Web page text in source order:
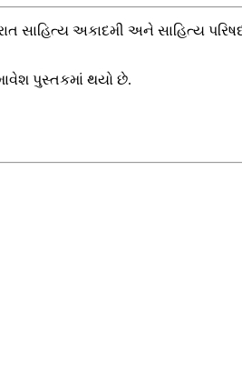
અકાદમી અને સાહિત્ય
પુસ્તકમાં થયો છે.